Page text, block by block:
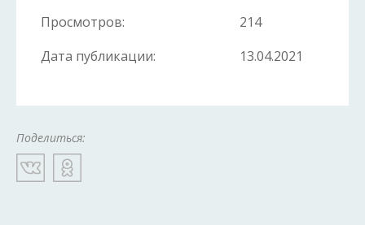
Просмотров:
214
Дата публикации:
13.04.2021
Поделиться: